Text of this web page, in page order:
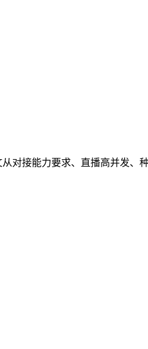
对接能力要求、直播高并发、